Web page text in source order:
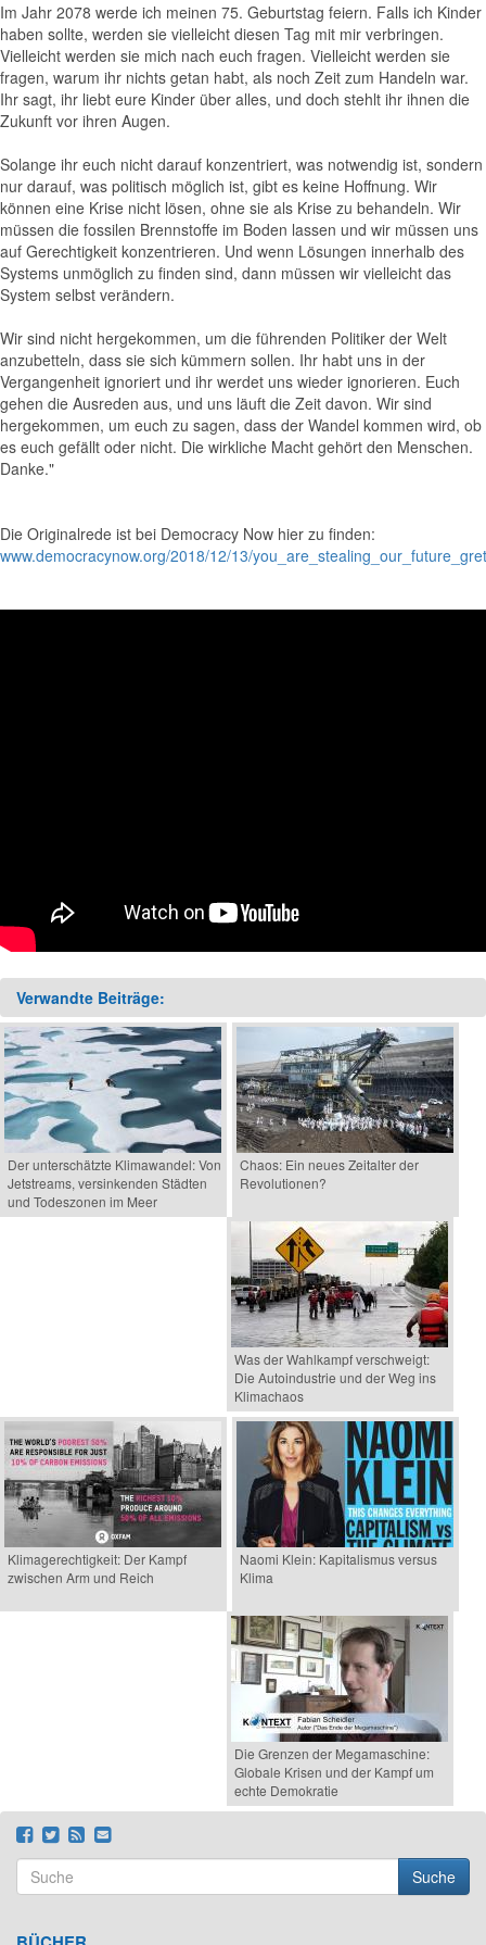
Im Jahr 2078 werde ich meinen 75. Geburtstag feiern. Falls ich Kinder
haben sollte, werden sie vielleicht diesen Tag mit mir verbringen.
Vielleicht werden sie mich nach euch fragen. Vielleicht werden sie
fragen, warum ihr nichts getan habt, als noch Zeit zum Handeln war.
Ihr sagt, ihr liebt eure Kinder über alles, und doch stehlt ihr ihnen die
Zukunft vor ihren Augen.
Solange ihr euch nicht darauf konzentriert, was notwendig ist, sondern
nur darauf, was politisch möglich ist, gibt es keine Hoffnung. Wir
können eine Krise nicht lösen, ohne sie als Krise zu behandeln. Wir
müssen die fossilen Brennstoffe im Boden lassen und wir müssen uns
auf Gerechtigkeit konzentrieren. Und wenn Lösungen innerhalb des
Systems unmöglich zu finden sind, dann müssen wir vielleicht das
System selbst verändern.
Wir sind nicht hergekommen, um die führenden Politiker der Welt
anzubetteln, dass sie sich kümmern sollen. Ihr habt uns in der
Vergangenheit ignoriert und ihr werdet uns wieder ignorieren. Euch
gehen die Ausreden aus, und uns läuft die Zeit davon. Wir sind
hergekommen, um euch zu sagen, dass der Wandel kommen wird, ob
es euch gefällt oder nicht. Die wirkliche Macht gehört den Menschen.
Danke."
Die Originalrede ist bei Democracy Now hier zu finden:
www.democracynow.org/2018/12/13/
Verwandte Beiträge:
Der unterschätzte Klimawandel: Von
Jetstreams, versinkenden Städten
und Todeszonen im Meer
Chaos: Ein neues Zeitalter der
Revolutionen?
Was der Wahlkampf verschweigt:
Die Autoindustrie und der Weg ins
Klimachaos
Klimagerechtigkeit: Der Kampf
zwischen Arm und Reich
Naomi Klein: Kapitalismus versus
Klima
Die Grenzen der Megamaschine:
Globale Krisen und der Kampf um
echte Demokratie
Suchformular
Suche